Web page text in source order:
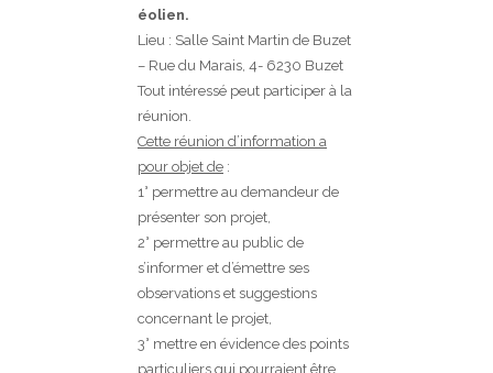
éolien.
Lieu : Salle Saint Martin de Buzet
– Rue du Marais, 4- 6230 Buzet
Tout intéressé peut participer à la
réunion.
Cette réunion d’information a
pour objet de :
1° permettre au demandeur de
présenter son projet,
2° permettre au public de
s’informer et d’émettre ses
observations et suggestions
concernant le projet,
3° mettre en évidence des points
particuliers qui pourraient être